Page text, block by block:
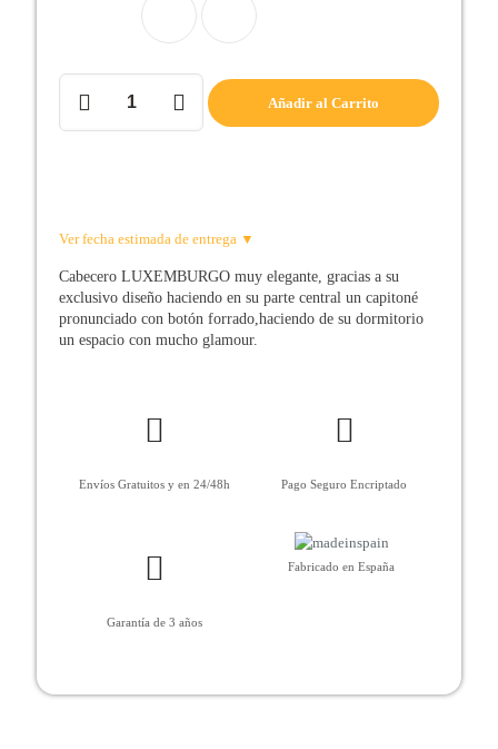
cama
Añadir al Carrito
Ver fecha estimada de entrega ▼
Cabecero LUXEMBURGO muy elegante, gracias a su
exclusivo diseño haciendo en su parte central un capitoné
pronunciado con botón forrado,haciendo de su dormitorio
un espacio con mucho glamour.
Envíos Gratuitos y en 24/48h Pago Seguro Encriptado
Garantía de 3 años
Fabricado en España